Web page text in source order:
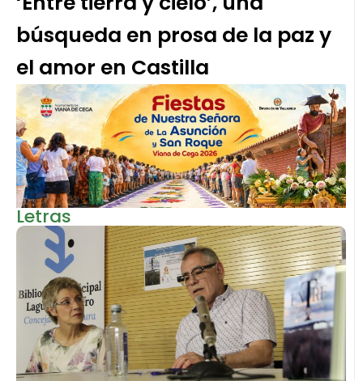
búsqueda en prosa de la paz y
el amor en Castilla
Letras